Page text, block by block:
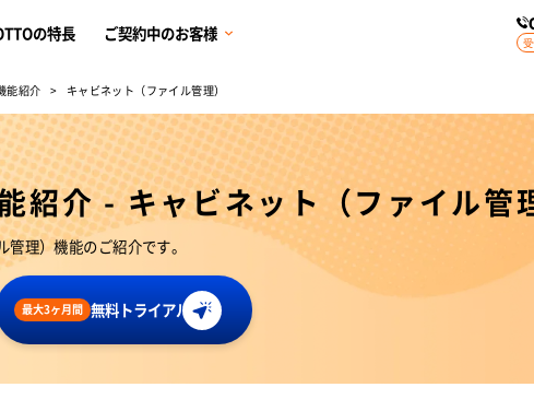
の特長 ご契約中のお客様
能紹介 キャビネット（ファイル管理）
紹介 - キャビネット（ファイル管
理）機能のご紹介です。
最大3ヶ月間 無料トライアル